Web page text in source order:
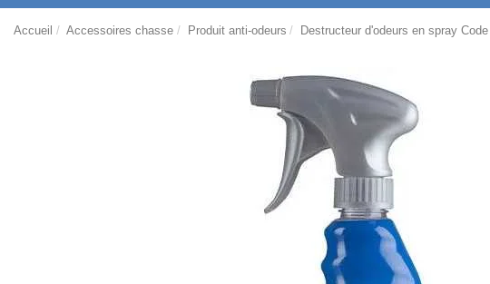
Accueil Accessoires chasse Produit anti-odeurs Destructeur d'odeurs en spray